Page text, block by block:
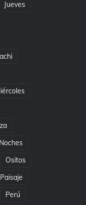
Jueves
Noches
Ositos
Paisaje
Perú